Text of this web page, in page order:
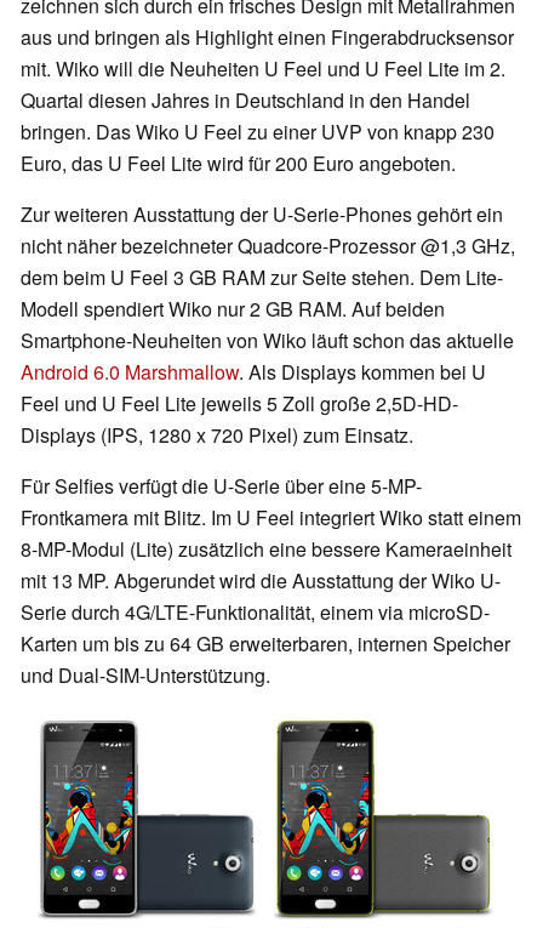
aus und bringen als Highlight einen Fingerabdrucksensor
mit. Wiko will die Neuheiten U Feel und U Feel Lite im 2.
Quartal diesen Jahres in Deutschland in den Handel
bringen. Das Wiko U Feel zu einer UVP von knapp 230
Euro, das U Feel Lite wird für 200 Euro angeboten.
Zur weiteren Ausstattung der U-Serie-Phones gehört ein
nicht näher bezeichneter Quadcore-Prozessor @1,3 GHz,
dem beim U Feel 3 GB RAM zur Seite stehen. Dem Lite-
Modell spendiert Wiko nur 2 GB RAM. Auf beiden
Smartphone-Neuheiten von Wiko läuft schon das aktuelle
Android 6.0 Marshmallow. Als Displays kommen bei U
Feel und U Feel Lite jeweils 5 Zoll große 2,5D-HD-
Displays (IPS, 1280 x 720 Pixel) zum Einsatz.
Für Selfies verfügt die U-Serie über eine 5-MP-
Frontkamera mit Blitz. Im U Feel integriert Wiko statt einem
8-MP-Modul (Lite) zusätzlich eine bessere Kameraeinheit
mit 13 MP. Abgerundet wird die Ausstattung der Wiko U-
Serie durch 4G/LTE-Funktionalität, einem via microSD-
Karten um bis zu 64 GB erweiterbaren, internen Speicher
und Dual-SIM-Unterstützung.